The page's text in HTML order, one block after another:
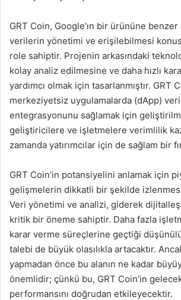
GRT Coin, Google’ın bir ürününe
verilerin yönetimi ve erişilebilmesi
role sahiptir. Projenin arkasındaki
kolay analiz edilmesine ve daha hızlı
yardımcı olmak için tasarlanmıştır. GRT
merkeziyetsiz uygulamalarda (dApp) veri
entegrasyonunu sağlamak için
geliştiricilere ve işletmelere verimlilik
zamanda yatırımcılar için de sağlam bir
GRT Coin’in potansiyelini anlamak için
gelişmelerin dikkatli bir şekilde
Veri yönetimi ve analizi, giderek
kritik bir öneme sahiptir. Daha fazla
karar verme süreçlerine geçtiği
talebi de büyük olasılıkla artacaktır.
yapmadan önce bu alanın ne kadar
önemlidir; çünkü bu, GRT Coin’in
performansını doğrudan etkileyecektir.